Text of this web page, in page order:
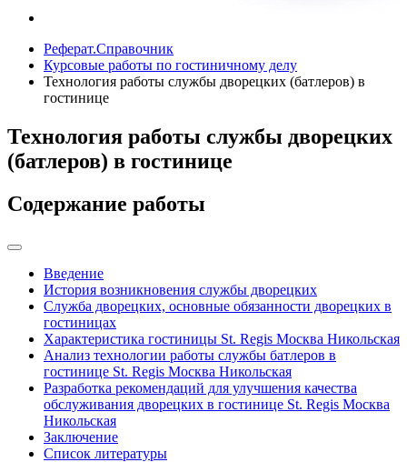
Реферат.Справочник
Курсовые работы по гостиничному делу
Технология работы службы дворецких (батлеров) в
гостинице
Технология работы службы дворецких
(батлеров) в гостинице
Содержание работы
Введение
История возникновения службы дворецких
Служба дворецких, основные обязанности дворецких в
гостиницах
Характеристика гостиницы St. Regis Москва Никольская
Анализ технологии работы службы батлеров в
гостинице St. Regis Москва Никольская
Разработка рекомендаций для улучшения качества
обслуживания дворецких в гостинице St. Regis Москва
Никольская
Заключение
Список литературы